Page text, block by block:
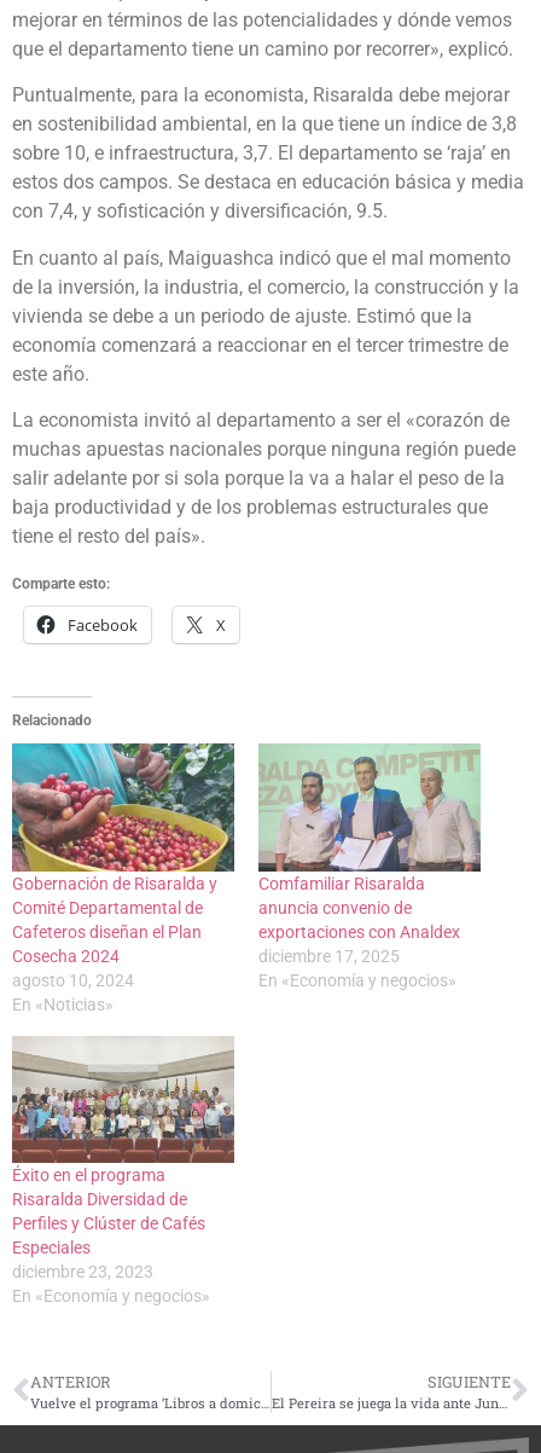
mejorar en términos de las potencialidades y dónde vemos
que el departamento tiene un camino por recorrer», explicó.
Puntualmente, para la economista, Risaralda debe mejorar
en sostenibilidad ambiental, en la que tiene un índice de 3,8
sobre 10, e infraestructura, 3,7. El departamento se ‘raja’ en
estos dos campos. Se destaca en educación básica y media
con 7,4, y sofisticación y diversificación, 9.5.
En cuanto al país, Maiguashca indicó que el mal momento
de la inversión, la industria, el comercio, la construcción y la
vivienda se debe a un periodo de ajuste. Estimó que la
economía comenzará a reaccionar en el tercer trimestre de
este año.
La economista invitó al departamento a ser el «corazón de
muchas apuestas nacionales porque ninguna región puede
salir adelante por si sola porque la va a halar el peso de la
baja productividad y de los problemas estructurales que
tiene el resto del país».
Comparte esto:
Facebook X
Relacionado
Gobernación de Risaralda y
Comité Departamental de
Cafeteros diseñan el Plan
Cosecha 2024
agosto 10, 2024
En «Noticias»
Comfamiliar Risaralda
anuncia convenio de
exportaciones con Analdex
diciembre 17, 2025
En «Economía y negocios»
Éxito en el programa
Risaralda Diversidad de
Perfiles y Clúster de Cafés
Especiales
diciembre 23, 2023
En «Economía y negocios»
ANTERIOR SIGUIENTE